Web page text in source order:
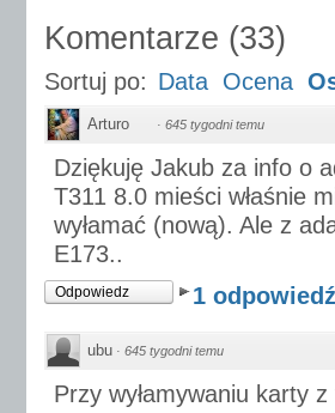
Komentarze (33)
Sortuj po: Data Ocena
Arturo · 645 tygodni temu
Dziękuję Jakub za info o
T311 8.0 mieści właśnie
wyłamać (nową). Ale z
E173..
Odpowiedz 1 odpowiedź
ubu · 645 tygodni temu
Przy wyłamywaniu karty